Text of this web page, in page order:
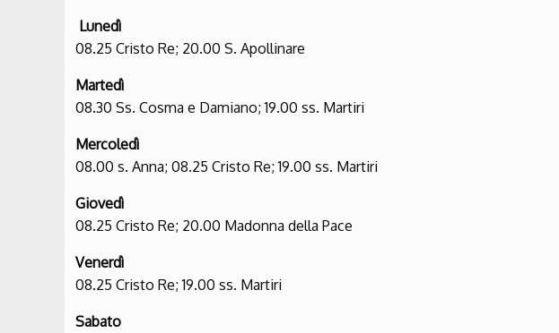
Lunedì
08.25 Cristo Re; 20.00 S. Apollinare
Martedì
08.30 Ss. Cosma e Damiano; 19.00 ss. Martiri
Mercoledì
08.00 s. Anna; 08.25 Cristo Re; 19.00 ss. Martiri
Giovedì
08.25 Cristo Re; 20.00 Madonna della Pace
Venerdì
08.25 Cristo Re; 19.00 ss. Martiri
Sabato